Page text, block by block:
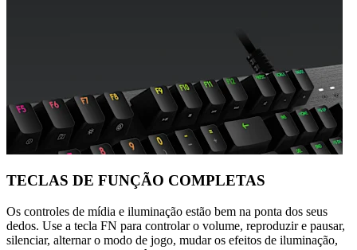
TECLAS DE FUNÇÃO COMPLETAS
Os controles de mídia e iluminação estão bem na ponta dos seus
dedos. Use a tecla FN para controlar o volume, reproduzir e pausar,
silenciar, alternar o modo de jogo, mudar os efeitos de iluminação,